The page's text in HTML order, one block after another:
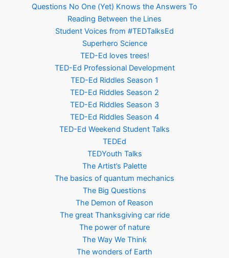
Questions No One (Yet) Knows the Answers To
Reading Between the Lines
Student Voices from #TEDTalksEd
Superhero Science
TED-Ed loves trees!
TED-Ed Professional Development
TED-Ed Riddles Season 1
TED-Ed Riddles Season 2
TED-Ed Riddles Season 3
TED-Ed Riddles Season 4
TED-Ed Weekend Student Talks
TEDEd
TEDYouth Talks
The Artist’s Palette
The basics of quantum mechanics
The Big Questions
The Demon of Reason
The great Thanksgiving car ride
The power of nature
The Way We Think
The wonders of Earth